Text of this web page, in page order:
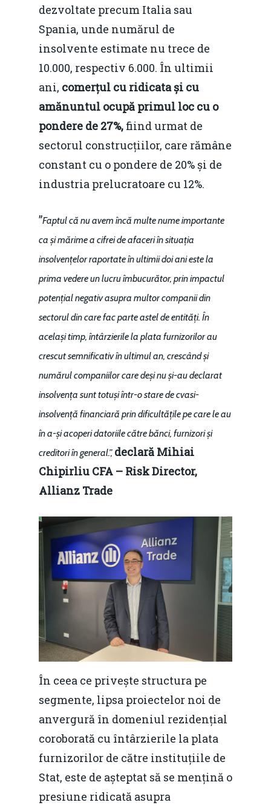
dezvoltate precum Italia sau
Spania, unde numărul de
insolvente estimate nu trece de
10.000, respectiv 6.000. În ultimii
ani, comerțul cu ridicata și cu
amănuntul ocupă primul loc cu o
pondere de 27%, fiind urmat de
sectorul construcțiilor, care rămâne
constant cu o pondere de 20% și de
industria prelucratoare cu 12%.
”Faptul că nu avem încă multe nume importante
ca și mărime a cifrei de afaceri în situația
insolvențelor raportate în ultimii doi ani este la
prima vedere un lucru îmbucurător, prin impactul
potențial negativ asupra multor companii din
sectorul din care fac parte astel de entități. În
același timp, întârzierile la plata furnizorilor au
crescut semnificativ în ultimul an, crescând și
numărul companiilor care deși nu și-au declarat
insolvența sunt totuși într-o stare de cvasi-
insolvență financiară prin dificultățile pe care le au
în a-și acoperi datoriile către bănci, furnizori și
creditori în general.”, declară Mihiai
Chipirliu CFA – Risk Director,
Allianz Trade
În ceea ce privește structura pe
segmente, lipsa proiectelor noi de
anvergură în domeniul rezidențial
coroborată cu întârzierile la plata
furnizorilor de către instituțiile de
Stat, este de așteptat să se mențină o
presiune ridicată asupra